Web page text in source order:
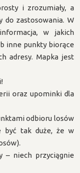
i zrozumiały, a
do zastosowania. W
w jakich
inne punkty biorące
adresy. Mapka jest
oraz upominki dla
odbioru losów
być tak duże, że w
– niech przyciągnie